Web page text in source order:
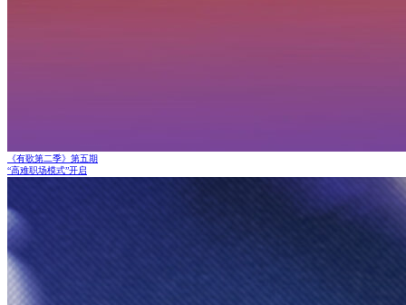
《有歌第二季》第五期
“高难职场模式”开启